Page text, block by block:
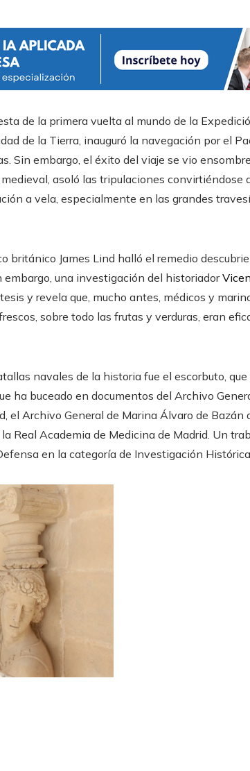
de la primera vuelta al mundo de la
de la Tierra, inauguró la navegación por el
Sin embargo, el éxito del viaje se vio
asoló las tripulaciones convirtiéndose
a vela, especialmente en las grandes
británico James Lind halló el remedio
una investigación del historiador
y revela que, mucho antes, médicos y
sobre todo las frutas y verduras, eran
navales de la historia fue el escorbuto,
ha buceado en documentos del Archivo
el Archivo General de Marina Álvaro de Bazán
Real Academia de Medicina de Madrid. Un
en la categoría de Investigación